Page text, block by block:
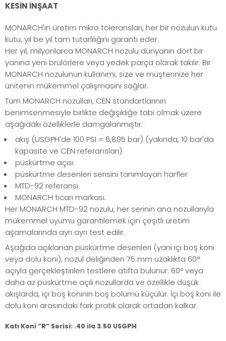
KESİN İNŞAAT
MONARCH'ın üretim mikro toleransları, her bir nozulun kutu
kutu, yıl be yıl tam tutarlılığını garanti eder.
Her yıl, milyonlarca MONARCH nozulu dünyanın dört bir
yanına yeni brülörlere veya yedek parça olarak takılır. Bir
MONARCH nozulunun kullanımı, size ve müşterinize her
ünitenin mükemmel çalışmasını sağlar.
Tüm MONARCH nozulları, CEN standartlarının
benimsenmesiyle birlikte değişikliğe tabi olmak üzere
aşağıdaki özelliklerle damgalanmıştır:
akış (USGPH'de 100 PSI = 6,895 bar) (yakında, 10 bar'da
kapasite ve CEN referansları)
püskürtme açısı
püskürtme desenleri serisini tanımlayan harfler
MTD-92 referansı
MONARCH ticari markası.
Her MONARCH MTD-92 nozulu, her serinin ana nozullarıyla
mükemmel uyumu garantilemek için çeşitli üretim
aşamalarında ayrı ayrı test edilir.
Aşağıda açıklanan püskürtme desenleri (yani içi boş koni
veya dolu koni), nozul deliğinden 75 mm uzaklıkta 60°
açıyla gerçekleştirilen testlere atıfta bulunur. 60° veya
daha az püskürtme açılı nozullarda ve özellikle düşük
akışlarda, içi boş koninin boş bölümü küçülür. İçi boş koni ile
dolu koni arasındaki fark pratik olarak ortadan kalkar.
Katı Koni “R” Serisi: .40 ila 3.50 USGPH